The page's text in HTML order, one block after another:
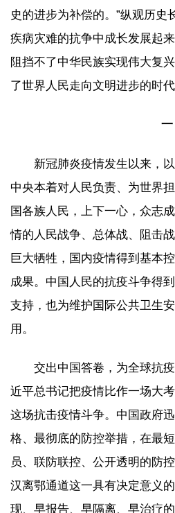
史的进步为补偿的。”纵观历史
疾病灾难的抗争中成长发展起
阻挡不了中华民族实现伟大复
了世界人民走向文明进步的时代
一
新冠肺炎疫情发生以来，
中央本着对人民负责、为世界
国各族人民，上下一心，众志
情的人民战争、总体战、阻击
巨大牺牲，国内疫情得到基本
成果。中国人民的抗疫斗争得
支持，也为维护国际公共卫生
用。
交出中国答卷，为全球抗
近平总书记把疫情比作一场大
这场抗击疫情斗争。中国政府
格、最彻底的防控举措，在最
员、联防联控、公开透明的防
汉离鄂通道这一具有决定意义
现、早报告、早隔离、早治疗